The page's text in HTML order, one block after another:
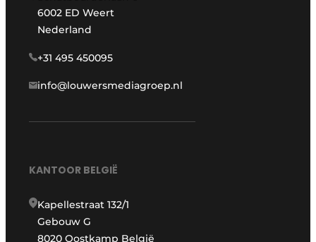
6002 ED Weert
Nederland
+31 495 450095
info@louwersmediagroep.nl
KANTOOR BELGIË
Kapellestraat 132/1
Gebouw G
8020 Oostkamp België